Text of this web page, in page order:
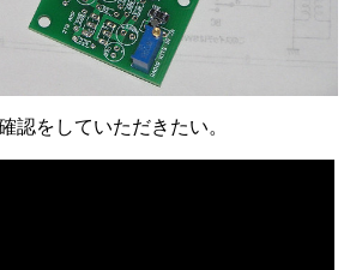
認をしていただきたい。